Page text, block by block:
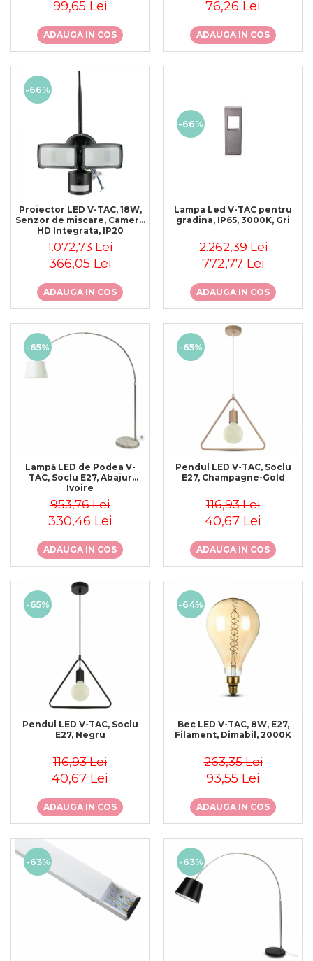
99,65 Lei
ADAUGA IN COS
76,26 Lei
ADAUGA IN COS
-66%
Proiector LED V-TAC, 18W,
Senzor de miscare, Camera
HD Integrata, IP20
1.072,73 Lei
366,05 Lei
ADAUGA IN COS
-66%
Lampa Led V-TAC pentru
gradina, IP65, 3000K, Gri
2.262,39 Lei
772,77 Lei
ADAUGA IN COS
-65%
Lampă LED de Podea V-
TAC, Soclu E27, Abajur
Ivoire
953,76 Lei
330,46 Lei
ADAUGA IN COS
-65%
Pendul LED V-TAC, Soclu
E27, Champagne-Gold
116,93 Lei
40,67 Lei
ADAUGA IN COS
-65%
Pendul LED V-TAC, Soclu
E27, Negru
116,93 Lei
40,67 Lei
ADAUGA IN COS
-64%
Bec LED V-TAC, 8W, E27,
Filament, Dimabil, 2000K
263,35 Lei
93,55 Lei
ADAUGA IN COS
-63% -63%